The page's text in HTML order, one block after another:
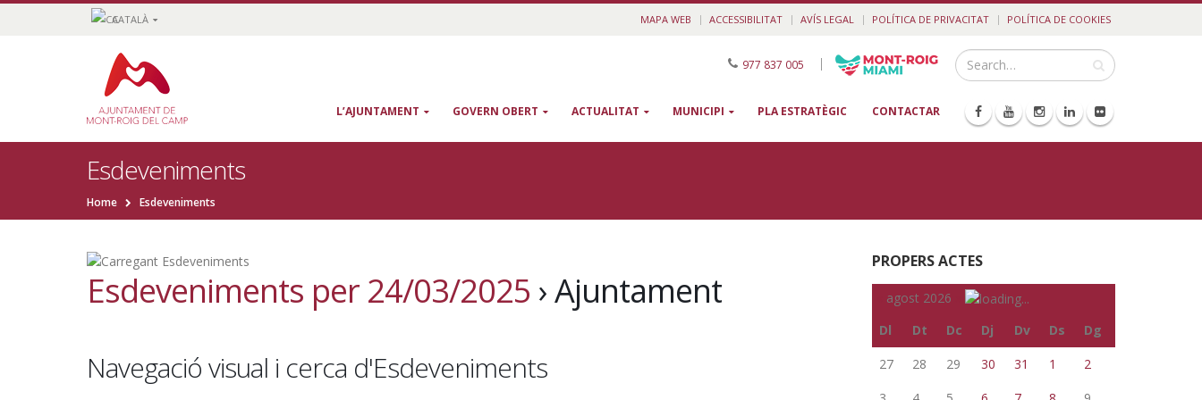
CATALÀ MAPA WEB ACCESSIBILITAT AVÍS LEGAL POLÍTICA DE PRIVACITAT POLÍTICA DE COOKIES
977 837 005 |
L’AJUNTAMENT GOVERN OBERT ACTUALITAT MUNICIPI PLA ESTRATÈGIC CONTACTAR
Esdeveniments
Home Esdeveniments
Esdeveniments per 24/03/2025 › Ajuntament
Navegació visual i cerca d'Esdeveniments
PROPERS ACTES
agost 2026
Dl
Dt Dc Dj Dv Ds
Dg
27
28 29 30 31 1
2